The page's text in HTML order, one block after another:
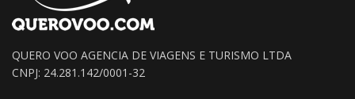
QUERO VOO AGENCIA DE VIAGENS E TURISMO LTDA
CNPJ: 24.281.142/0001-32